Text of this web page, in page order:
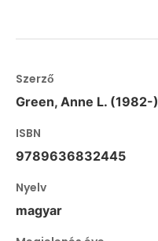
Szerző
Green, Anne L. (1982-)
ISBN
9789636832445
Nyelv
magyar